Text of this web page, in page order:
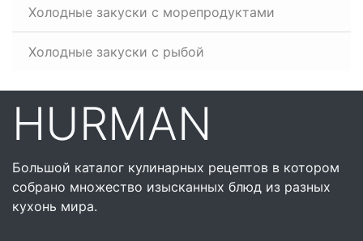
Холодные закуски с морепродуктами
Холодные закуски с рыбой
HURMAN
Большой каталог кулинарных рецептов в котором
собрано множество изысканных блюд из разных
кухонь мира.